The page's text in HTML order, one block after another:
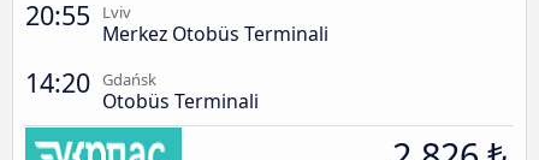
20:55 Lviv
Merkez Otobüs Terminali
14:20 Gdańsk
Otobüs Terminali